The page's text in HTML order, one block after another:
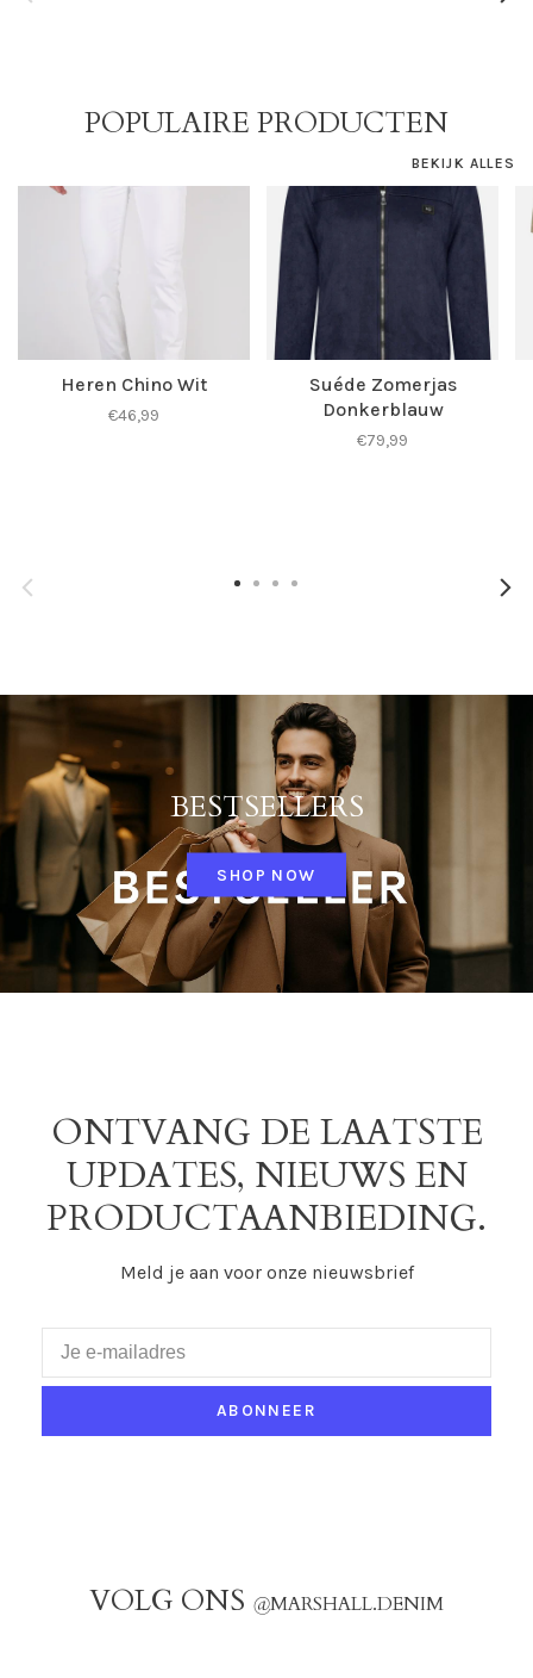
POPULAIRE PRODUCTEN
BEKIJK ALLES
Heren Chino Wit
€46,99
Suéde Zomerjas
Donkerblauw
€79,99
BESTSELLERS
SHOP NOW
ONTVANG DE LAATSTE
UPDATES, NIEUWS EN
PRODUCTAANBIEDING.
Meld je aan voor onze nieuwsbrief
ABONNEER
VOLG ONS @MARSHALL.DENIM